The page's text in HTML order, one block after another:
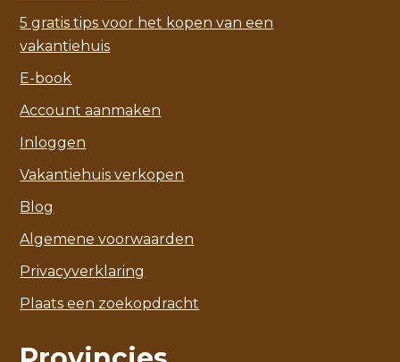
5 gratis tips voor het kopen van een
vakantiehuis
E-book
Account aanmaken
Inloggen
Vakantiehuis verkopen
Blog
Algemene voorwaarden
Privacyverklaring
Plaats een zoekopdracht